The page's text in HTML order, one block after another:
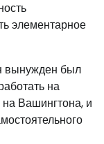
элементарное
вынужден был
на
Вашингтона, и